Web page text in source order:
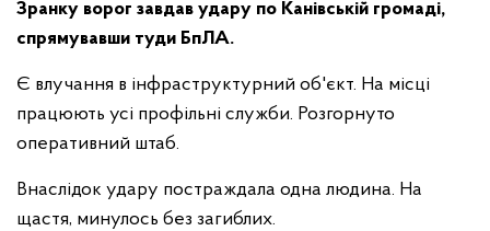
Зранку ворог завдав удару по Канівській громаді,
спрямувавши туди БпЛА.
Є влучання в інфраструктурний об'єкт. На місці
працюють усі профільні служби. Розгорнуто
оперативний штаб.
Внаслідок удару постраждала одна людина. На
щастя, минулось без загиблих.